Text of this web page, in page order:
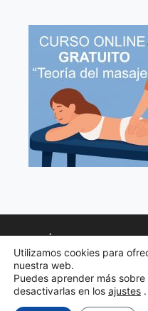
POLÍTICA DE
TERMINOS DE
Utilizamos cookies para
nuestra web.
Puedes aprender más
desactivarlas en los ajustes .